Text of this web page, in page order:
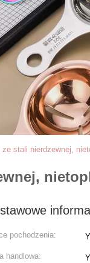
stali nierdzewnej,
pochodzenia:
handlowa: